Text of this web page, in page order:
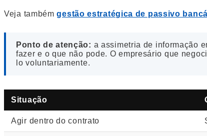
Veja tambémgestão estratégica de passivo
Ponto de atenção: a assimetria de informação
fazer e o que não pode. O empresário que
lo voluntariamente.
Situação
Agir dentro do contrato